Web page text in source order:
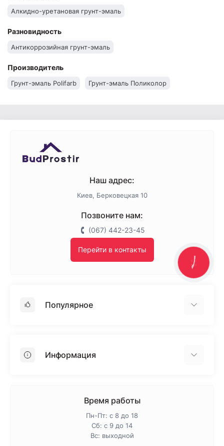
Алкидно-уретановая грунт-эмаль
Разновидность
Антикоррозийная грунт-эмаль
Производитель
Грунт-эмаль Polifarb Грунт-эмаль Поликолор
Наш адрес:
Киев, Берковецкая 10
Позвоните нам:
(067) 442-23-45
Перейти в контакты
Популярное
ПенопластИнформация
Время работы
Пн-Пт: с 8 до 18
Сб: с 9 до 14
Вс: выходной
КНОПКА
ЗВ'ЯЗКУ